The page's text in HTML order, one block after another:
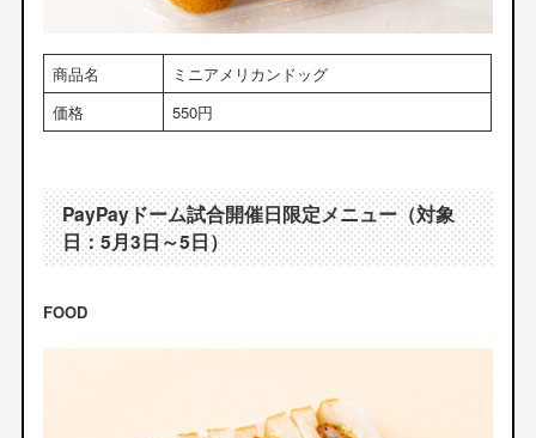
商品名
ミニアメリカンドッグ
価格
550円
PayPayドーム試合開催日限定メニュー（対象
日：5月3日～5日）
FOOD